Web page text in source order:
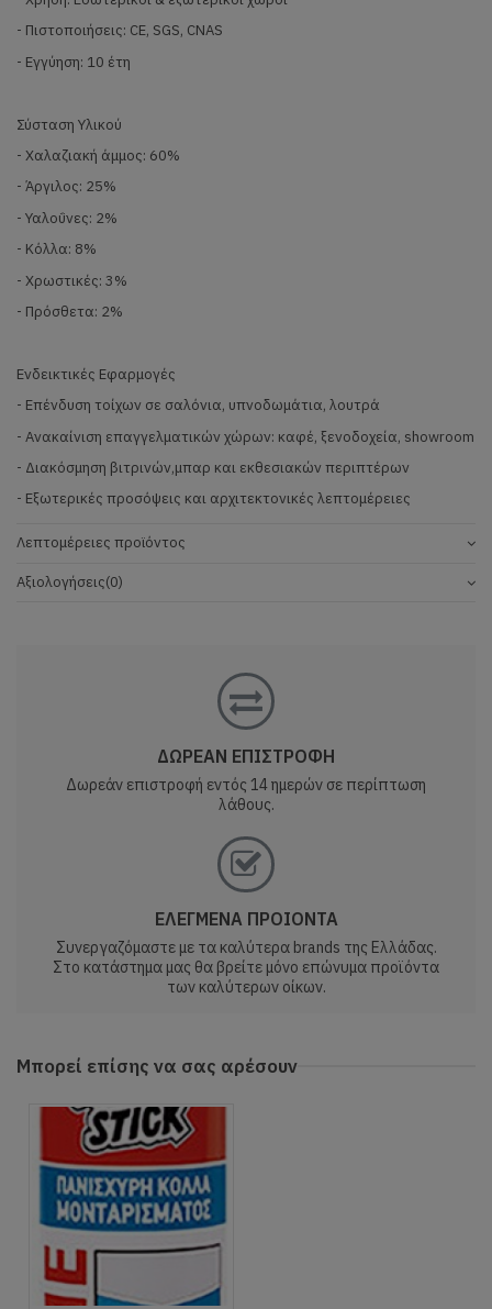
- Πιστοποιήσεις: CE, SGS, CNAS
- Εγγύηση: 10 έτη
Σύσταση Υλικού
- Χαλαζιακή άμμος: 60%
- Άργιλος: 25%
- Υαλοΰνες: 2%
- Κόλλα: 8%
- Χρωστικές: 3%
- Πρόσθετα: 2%
Ενδεικτικές Εφαρμογές
- Επένδυση τοίχων σε σαλόνια, υπνοδωμάτια, λουτρά
- Ανακαίνιση επαγγελματικών χώρων: καφέ, ξενοδοχεία, showroom
- Διακόσμηση βιτρινών,μπαρ και εκθεσιακών περιπτέρων
- Εξωτερικές προσόψεις και αρχιτεκτονικές λεπτομέρειες
Λεπτομέρειες προϊόντος
Αξιολογήσεις(0)
ΔΩΡΕΑΝ ΕΠΙΣΤΡΟΦΗ
Δωρεάν επιστροφή εντός 14 ημερών σε περίπτωση
λάθους.
ΕΛΕΓΜΕΝΑ ΠΡΟΙΟΝΤΑ
Συνεργαζόμαστε με τα καλύτερα brands της Ελλάδας.
Στο κατάστημα μας θα βρείτε μόνο επώνυμα προϊόντα
των καλύτερων οίκων.
Μπορεί επίσης να σας αρέσουν